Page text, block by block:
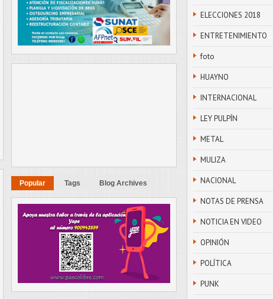
Popular Tags Blog Archives
ELECCIONES 2018
ENTRETENIMIENTO
foto
HUAYNO
INTERNACIONAL
LEY PULPÍN
METAL
MULIZA
NACIONAL
NOTAS DE PRENSA
NOTICIA EN VIDEO
OPINIÓN
POLÍTICA
PUNK